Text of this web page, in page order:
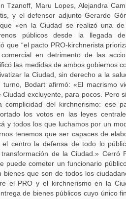
Tzanoff, Maru Lopes, Alejandra
y el defensor adjunto Gerardo
«en la Ciudad se realizó una
públicos desde la llegada
que “el pacto PRO-kirchnerista
en detrimento de las
las medidas de ambos gobiernos
la Ciudad, sin derecho a la
Bodart afirmó: «El macrismo
excluyente, para pocos. Pero
del kirchnerismo: ese
los votos en las leyes
y todos los que luchamos por un
tenemos que ser capaces de
centro la defensa de todo lo
de la Ciudad.» Cerró
puede cometer un funcionario
bienes que son de todos los
el PRO y el kirchnerismo en la
de bienes públicos cuyo único